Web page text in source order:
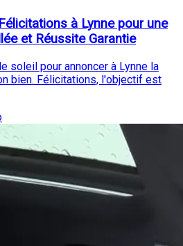
à Lynne pour une
et Réussite Garantie
soleil pour annoncer à Lynne la
bien. Félicitations, l'objectif est